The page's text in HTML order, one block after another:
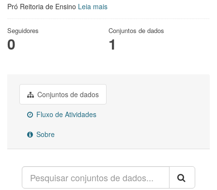
Pró Reitoria de Ensino Leia mais
Seguidores
0
Conjuntos de dados
1
Conjuntos de dados
Fluxo de Atividades
Sobre